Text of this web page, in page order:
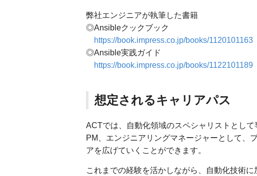
弊社エンジニアが執筆した書籍
◎Ansibleクックブック
https://book.impress.co.jp/books/1120101163
◎Ansible実践ガイド
https://book.impress.co.jp/books/1122101189
想定されるキャリアパス
ACTでは、自動化領域のスペシャリストとし
PM、エンジニアリングマネージャーとして、
アを広げていくことができます。
これまでの経験を活かしながら、自動化技術